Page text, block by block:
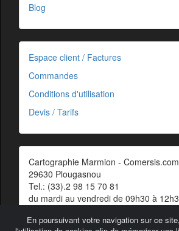
En poursuivant votre navigation sur ce
Blog
Espace client / Factures
Commandes
Conditions d'utilisation
Devis / Tarifs
Cartographie Marmion - Comersis.com
29630 Plougasnou
Tel.: (33).2 98 15 70 81
du mardi au vendredi de 09h30 à
Contact